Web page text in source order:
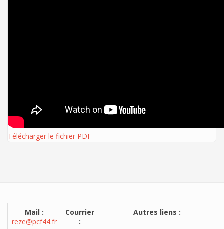
Télécharger le fichier PDF
Mail :
reze@pcf44.fr
Courrier
:
Autres liens :